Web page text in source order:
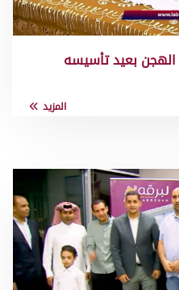
الهجن بعيد تأسيسه
المزيد